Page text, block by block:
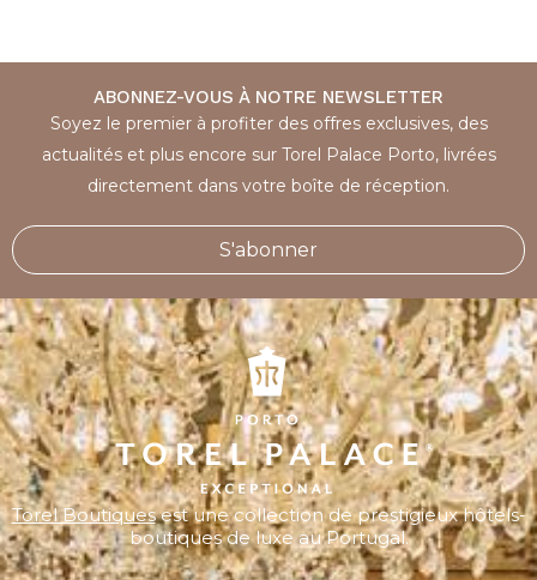
ABONNEZ-VOUS À NOTRE NEWSLETTER
Soyez le premier à profiter des offres exclusives, des
actualités et plus encore sur Torel Palace Porto, livrées
directement dans votre boîte de réception.
S'abonner
Torel Boutiquesest une collection de prestigieux hôtels-
boutiques de luxe au Portugal.